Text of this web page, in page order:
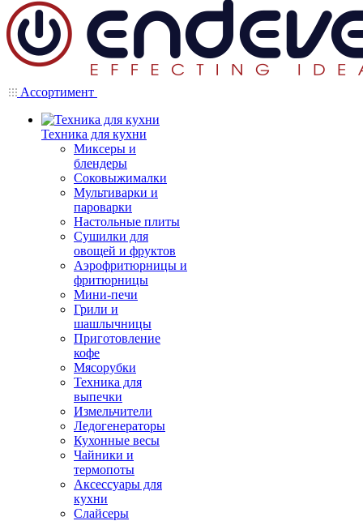
Ассортимент
Техника для кухни
Миксеры и
блендеры
Соковыжималки
Мультиварки и
пароварки
Настольные плиты
Сушилки для
овощей и фруктов
Аэрофритюрницы и
фритюрницы
Мини-печи
Грили и
шашлычницы
Приготовление
кофе
Мясорубки
Техника для
выпечки
Измельчители
Ледогенераторы
Кухонные весы
Чайники и
термопоты
Аксессуары для
кухни
Слайсеры